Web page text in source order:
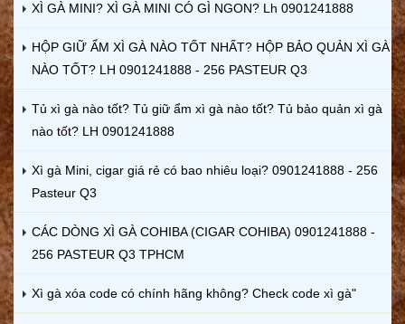
XÌ GÀ MINI? XÌ GÀ MINI CÓ GÌ NGON? Lh 0901241888
HỘP GIỮ ẨM XÌ GÀ NÀO TỐT NHẤT? HỘP BẢO QUẢN XÌ GÀ
NÀO TỐT? LH 0901241888 - 256 PASTEUR Q3
Tủ xì gà nào tốt? Tủ giữ ẩm xì gà nào tốt? Tủ bảo quản xì gà
nào tốt? LH 0901241888
Xì gà Mini, cigar giá rẻ có bao nhiêu loại? 0901241888 - 256
Pasteur Q3
CÁC DÒNG XÌ GÀ COHIBA (CIGAR COHIBA) 0901241888 -
256 PASTEUR Q3 TPHCM
Xì gà xóa code có chính hãng không? Check code xì gà"